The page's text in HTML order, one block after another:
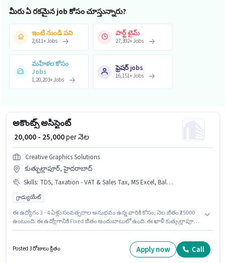
మీరు ఏ రకమైన job కోసం చూస్తున్నారు?
ఇంటి నుండి పని
2,611+Jobs
పార్ట్ టైమ్
27,392+Jobs
మహిళల కోసం
Jobs
1,20,203+Jobs
ఫ్రెషర్ jobs
16,151+Jobs
అకౌంట్స్ అసిస్టెంట్
₹ 20,000 - 25,000per నెల
Creative Graphics Solutions
కుత్బుల్లాపూర్, హైదరాబాద్
Skills: TDS, Taxation - VAT & Sales Tax, MS Excel, Balance Sheet, GST, Cash Flow, Book Keeping, Audit, Tally, Tax Returns
గ్రాడ్యుయేట్
ఈ ఉద్యోగం 3 - 4 ఏళ్లు సంవత్సరాల అనుభవం ఉన్న వారికి కోసం, నెల జీతం ₹25000
ఉంటుంది. ఈ ఉద్యోగానికి Fixed జీతం అందుబాటులో ఉంది. ఈ ఖాళీ కుత్బుల్లాపూర్,
Sales Tax, TDS ఉండాలి. Creative Graphics Solutions లో అకౌంటెంట్ విభాగంలో
అకౌంట్స్ అసిస్టెంట్ గా చేరండి. దరఖాస్తుదారులు కనీసం గ్రాడ్యుయేట్ డిగ్రీ లేదా సర్టిఫికెట్
Posted 3 రోజులు క్రితం Apply now Call